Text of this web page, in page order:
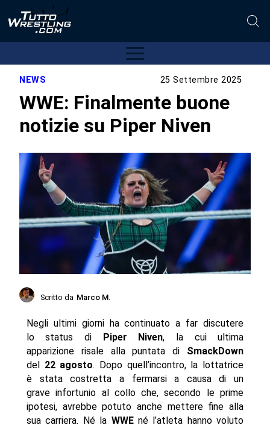
NEWS 25 Settembre 2025
WWE: Finalmente buone
notizie su Piper Niven
Scritto da Marco M.
Negli ultimi giorni ha continuato a far discutere
lo status di
Piper Niven, la cui ultima
apparizione risale alla puntata di SmackDown
del 22 agosto. Dopo quell’incontro, la lottatrice
è stata costretta a fermarsi a causa di un
grave infortunio al collo che, secondo le prime
ipotesi, avrebbe potuto anche mettere fine alla
sua carriera. Né la WWEné l’atleta hanno voluto